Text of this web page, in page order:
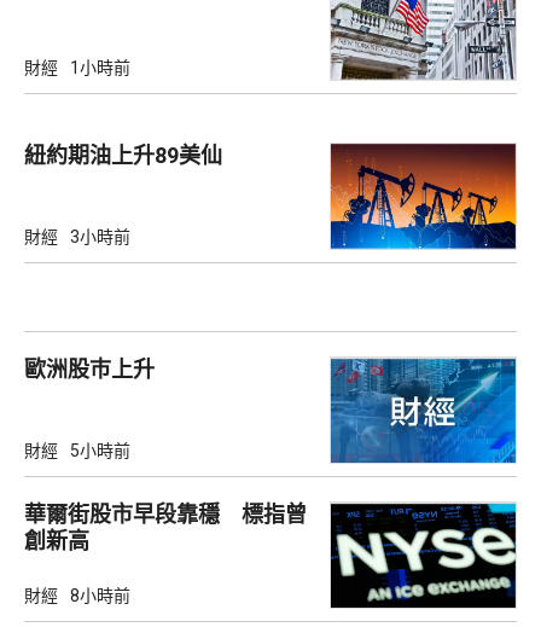
財經 1小時前
紐約期油上升89美仙
財經 3小時前
歐洲股巿上升
財經 5小時前
華爾街股市早段靠穩 標指曾
創新高
財經 8小時前